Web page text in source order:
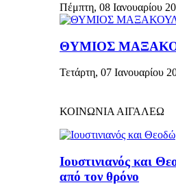
Πέμπτη, 08 Ιανουαρίου
ΘΥΜΙΟΣ
Τετάρτη, 07 Ιανουαρίου
ΚΟΙΝΩΝΙΑ ΑΙΓΑΛΕΩ
Ιουστινιανός και
από τον θρόνο